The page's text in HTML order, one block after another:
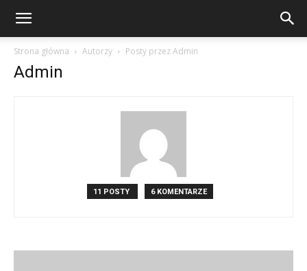
Strona główna Autorzy Posty przez Admin
Admin
11 POSTY 6 KOMENTARZE